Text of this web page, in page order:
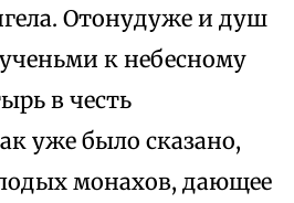
Отонудуже и душ
к небесному
в честь
уже было сказано,
монахов, дающее